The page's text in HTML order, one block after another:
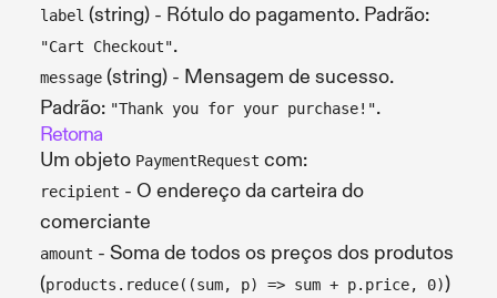
label (string) - Rótulo do pagamento. Padrão:
"Cart Checkout".
message (string) - Mensagem de sucesso.
Padrão: "Thank you for your purchase!".
Retorna
Um objeto PaymentRequest com:
recipient - O endereço da carteira do
comerciante
amount - Soma de todos os preços dos produtos
(products.reduce((sum, p) => sum + p.price, 0))